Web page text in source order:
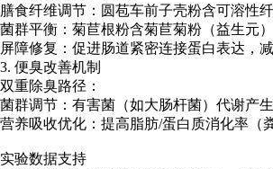
膳食纤维调节：圆苞车前子壳粉含可溶性
菌群平衡：菊苣根粉含菊苣菊粉（益生元
屏障修复：促进肠道紧密连接蛋白表达，
3. 便臭改善机制
双重除臭路径：
菌群调节：有害菌（如大肠杆菌）代谢产
营养吸收优化：提高脂肪/蛋白质消化率（
实验数据支持